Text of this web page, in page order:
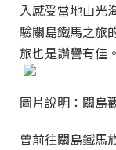
入感受當地山光
驗關島鐵馬之旅
旅也是讚譽有佳。
圖片說明：關島
曾前往關島鐵馬